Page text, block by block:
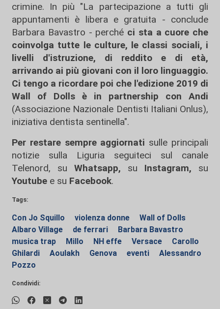
crimine. In più "La partecipazione a tutti gli
appuntamenti è libera e gratuita - conclude
Barbara Bavastro - perché ci sta a cuore che
coinvolga tutte le culture, le classi sociali, i
livelli d'istruzione, di reddito e di età,
arrivando ai più giovani con il loro linguaggio.
Ci tengo a ricordare poi che l'edizione 2019 di
Wall of Dolls è in partnership con Andi
(Associazione Nazionale Dentisti Italiani Onlus),
iniziativa dentista sentinella".
Per restare sempre aggiornati sulle principali
notizie sulla Liguria seguiteci sul canale
Telenord, su
Whatsapp, su Instagram, su
Youtube e su Facebook.
Tags:
Con Jo Squillo violenza donne
Wall of Dolls
Albaro Village
de ferrari
Barbara Bavastro
musica trap
Millo NH effe Versace
Carollo
Ghilardi
Aoulakh Genova eventi
Alessandro
Pozzo
Condividi: